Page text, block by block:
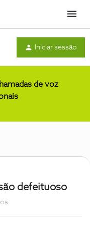
Menu
Iniciar sessão
de voz
defeituoso